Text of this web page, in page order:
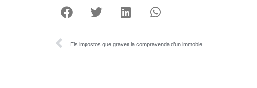
Els impostos que graven la compravenda d’un immoble